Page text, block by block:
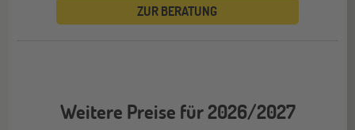
ZUR BERATUNG
Weitere Preise für 2026/2027